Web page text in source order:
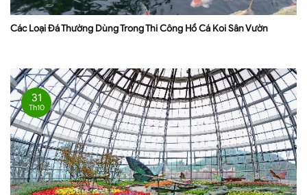
Các Loại Đá Thường Dùng Trong Thi Công Hồ Cá Koi Sân Vườn
31
Th10